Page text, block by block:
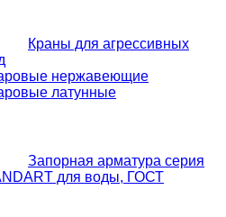
Краны для агрессивных
нержавеющие
латунные
Запорная арматура серия
для воды, ГОСТ